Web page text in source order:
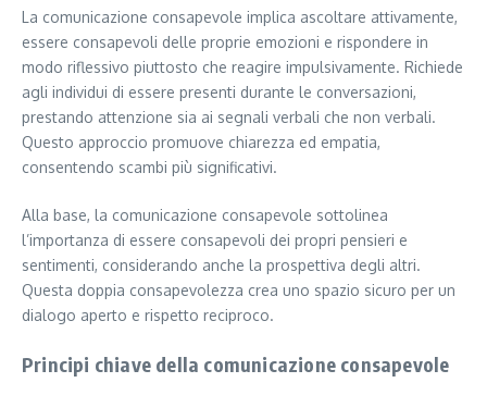
La comunicazione consapevole implica ascoltare attivamente,
essere consapevoli delle proprie emozioni e rispondere in
modo riflessivo piuttosto che reagire impulsivamente. Richiede
agli individui di essere presenti durante le conversazioni,
prestando attenzione sia ai segnali verbali che non verbali.
Questo approccio promuove chiarezza ed empatia,
consentendo scambi più significativi.
Alla base, la comunicazione consapevole sottolinea
l’importanza di essere consapevoli dei propri pensieri e
sentimenti, considerando anche la prospettiva degli altri.
Questa doppia consapevolezza crea uno spazio sicuro per un
dialogo aperto e rispetto reciproco.
Principi chiave della comunicazione consapevole